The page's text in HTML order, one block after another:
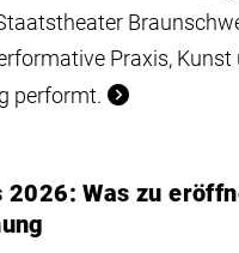
Praxis, Kunst
performt.
2026: Was zu